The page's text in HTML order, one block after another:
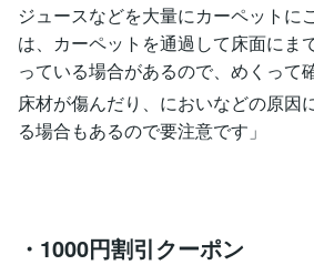
ジュースなどを大量にカーペットに
は、カーペットを通過して床面にま
っている場合があるので、めくって
床材が傷んだり、においなどの原因
る場合もあるので要注意です」
・1000円割引クーポン